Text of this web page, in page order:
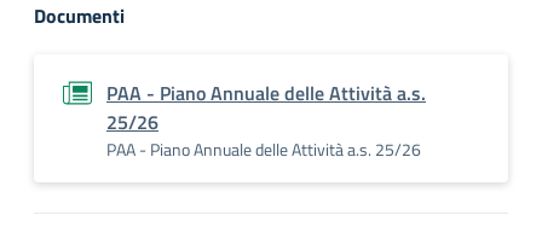
Documenti
PAA - Piano Annuale delle Attività a.s.
25/26
PAA - Piano Annuale delle Attività a.s. 25/26